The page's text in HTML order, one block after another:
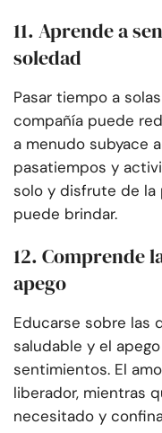
11. Aprende a
soledad
Pasar tiempo a
compañía puede
a menudo subyace
pasatiempos y
solo y disfrute de la
puede brindar.
12. Comprende
apego
Educarse sobre las
saludable y el
sentimientos. El
liberador, mientras
necesitado y